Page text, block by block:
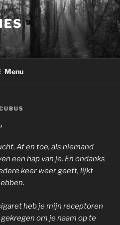
Menu
Af en toe, als niemand
een hap van je. En ondanks
keer weer geeft, lijkt
heb je mijn receptoren
om je naam op te